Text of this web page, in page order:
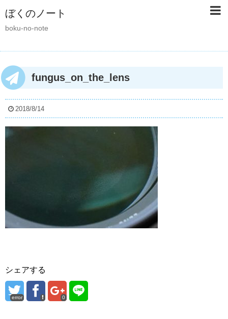
ぼくのノート
boku-no-note
fungus_on_the_lens
2018/8/14
シェアする
error 0